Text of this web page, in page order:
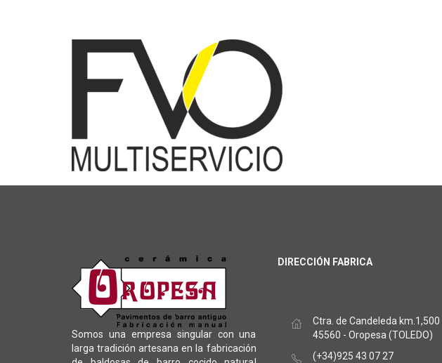
Somos una empresa singular con una
larga tradición artesana en la fabricación
DIRECCIÓN FABRICA
Ctra. de Candeleda km.1,500
45560 - Oropesa (TOLEDO)
(+34)925 43 07 27